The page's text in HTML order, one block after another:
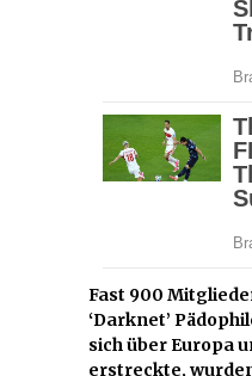
Fast 900
‘Darknet’
sich über Europa
erstreckte,